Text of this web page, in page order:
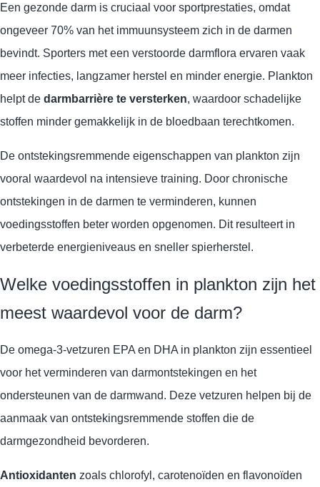
Een gezonde darm is cruciaal voor sportprestaties, omdat
ongeveer 70% van het immuunsysteem zich in de darmen
bevindt. Sporters met een verstoorde darmflora ervaren vaak
meer infecties, langzamer herstel en minder energie. Plankton
helpt de darmbarrière te versterken, waardoor schadelijke
stoffen minder gemakkelijk in de bloedbaan terechtkomen.
De ontstekingsremmende eigenschappen van plankton zijn
vooral waardevol na intensieve training. Door chronische
ontstekingen in de darmen te verminderen, kunnen
voedingsstoffen beter worden opgenomen. Dit resulteert in
verbeterde energieniveaus en sneller spierherstel.
Welke voedingsstoffen in plankton zijn het
meest waardevol voor de darm?
De omega-3-vetzuren EPA en DHA in plankton zijn essentieel
voor het verminderen van darmontstekingen en het
ondersteunen van de darmwand. Deze vetzuren helpen bij de
aanmaak van ontstekingsremmende stoffen die de
darmgezondheid bevorderen.
Antioxidanten zoals chlorofyl, carotenoïden en flavonoïden